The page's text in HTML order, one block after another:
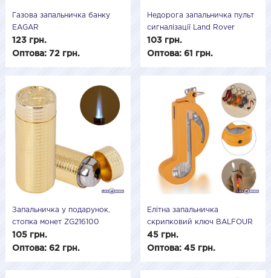
Газова запальничка банку
EAGAR
123 грн.
Оптова: 72 грн.
Недорога запальничка пульт
сигналізації Land Rover
103 грн.
Оптова: 61 грн.
Запальничка у подарунок,
стопка монет ZG216100
105 грн.
Оптова: 62 грн.
Елітна запальничка
скрипковий ключ BALFOUR
45 грн.
Оптова: 45 грн.